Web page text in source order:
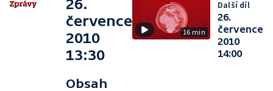
26.
července
2010
13:30
Obsah
16 min
Další díl
26.
července
2010
14:00